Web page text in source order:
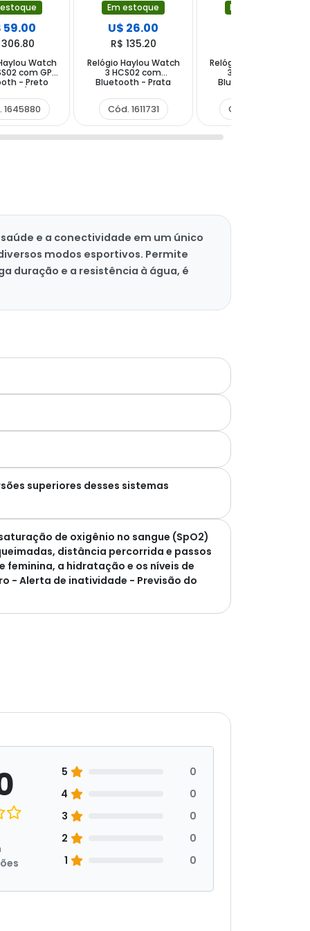
59.00
306.80
Watch
com GPS
- Preto
1645880
Em estoque
U$ 26.00
R$ 135.20
Relógio Haylou Watch
3 HCS02 com
Bluetooth - Prata
Cód. 1611731
Em estoque
Relógio Haylou Watch
3 HCS02 com
Bluetooth - Preto
Cód. 1611724
e a conectividade em um único
modos esportivos. Permite
duração e a resistência à água, é
superiores desses sistemas
de oxigênio no sangue (SpO2)
distância percorrida e passos
feminina, a hidratação e os níveis de
- Alerta de inatividade - Previsão do
5
0
4
0
3
0
2
0
1
0